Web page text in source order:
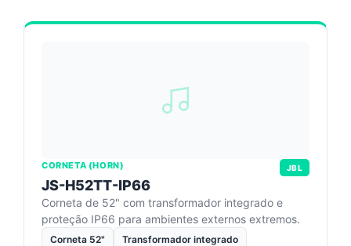
CORNETA (HORN) JBL
JS-H52TT-IP66
Corneta de 52" com transformador integrado e
proteção IP66 para ambientes externos extremos.
Corneta 52" Transformador integrado